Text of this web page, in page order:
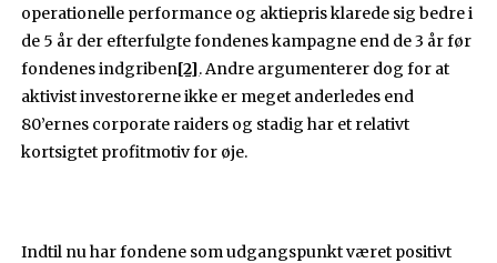
operationelle performance og aktiepris klarede sig bedre i
de 5 år der efterfulgte fondenes kampagne end de 3 år før
fondenes indgriben[2]. Andre argumenterer dog for at
aktivist investorerne ikke er meget anderledes end
80’ernes corporate raiders og stadig har et relativt
kortsigtet profitmotiv for øje.
Indtil nu har fondene som udgangspunkt været positivt